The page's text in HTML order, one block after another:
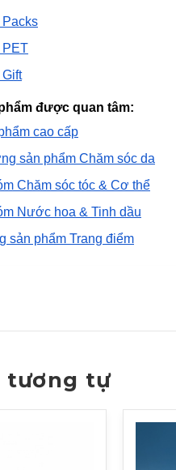
Packs
PET
được quan tâm:
cao cấp
sản phẩm Chăm sóc da
Chăm sóc tóc & Cơ thể
Nước hoa & Tinh dầu
sản phẩm Trang điểm
tương tự